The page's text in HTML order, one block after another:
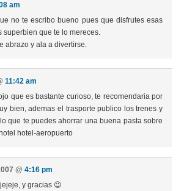
am
no te escribo bueno pues que disfrutes esas
superbien que te lo mereces.
abrazo y ala a divertirse.
11:42 am
que es bastante curioso, te recomendaria por
bien, ademas el trasporte publico los trenes y
que te puedes ahorrar una buena pasta sobre
hotel-aeropuerto
@ 4:16 pm
y gracias 😉